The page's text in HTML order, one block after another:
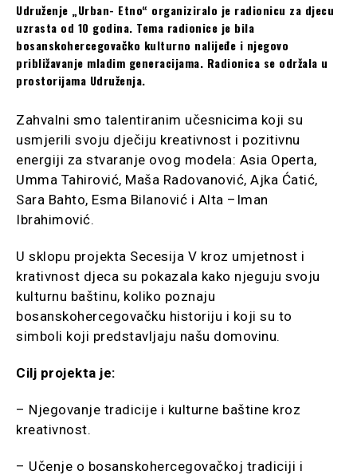
Udruženje „Urban- Etno“ organiziralo je radionicu za djecu
uzrasta od 10 godina. Tema radionice je bila
bosanskohercegovačko kulturno nalijeđe i njegovo
približavanje mladim generacijama. Radionica se održala u
prostorijama Udruženja.
Zahvalni smo talentiranim učesnicima koji su
usmjerili svoju dječiju kreativnost i pozitivnu
energiji za stvaranje ovog modela: Asia Operta,
Umma Tahirović, Maša Radovanović, Ajka Ćatić,
Sara Bahto, Esma Bilanović i Alta –Iman
Ibrahimović.
U sklopu projekta Secesija V kroz umjetnost i
krativnost djeca su pokazala kako njeguju svoju
kulturnu baštinu, koliko poznaju
bosanskohercegovačku historiju i koji su to
simboli koji predstavljaju našu domovinu.
Cilj projekta je:
– Njegovanje tradicije i kulturne baštine kroz
kreativnost.
– Učenje o bosanskohercegovačkoj tradiciji i